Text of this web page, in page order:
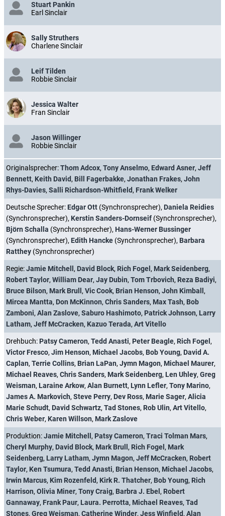
Stuart Pankin
Earl Sinclair
Sally Struthers
Charlene Sinclair
Leif Tilden
Robbie Sinclair
Jessica Walter
Fran Sinclair
Jason Willinger
Robbie Sinclair
Originalsprecher:Thom Adcox, Tony Anselmo, Edward Asner, Jeff
Bennett, Keith David , Bill Fagerbakke, Jonathan Frakes, John
Rhys-Davies, Salli Richardson-Whitfield , Frank Welker
Deutsche Sprecher: Edgar Ott (Synchronsprecher), Daniela Reidies
(Synchronsprecher), Kerstin Sanders-Dornseif (Synchronsprecher),
Björn Schalla (Synchronsprecher), Hans-Werner Bussinger
(Synchronsprecher), Edith Hancke (Synchronsprecher), Barbara
Ratthey (Synchronsprecher)
Regie:Jamie Mitchell , David Block, Rich Fogel , Mark Seidenberg,
Robert Taylor, William Dear, Jay Dubin, Tom Trbovich, Reza Badiyi,
Bruce Bilson, Mark Brull , Vic Cook, Brian Henson, John Kimball ,
Mircea Mantta, Don McKinnon, Chris Sanders, Max Tash, Bob
Zamboni, Alan Zaslove, Saburo Hashimoto, Patrick Johnson, Larry
Latham, Jeff McCracken, Kazuo Terada, Art Vitello
Drehbuch: Patsy Cameron, Tedd Anasti, Peter Beagle, Rich Fogel ,
Victor Fresco, Jim Henson, Michael Jacobs, Bob Young, David A.
Caplan, Terrie Collins, Brian LaPan, Jymn Magon, Michael Maurer,
Michael Reaves, Chris Sanders, Mark Seidenberg, Len Uhley, Greg
Weisman, Laraine Arkow, Alan Burnett, Lynn Lefler, Tony Marino,
James A. Markovich, Steve Perry, Dev Ross, Marie Sager, Alicia
Marie Schudt, David Schwartz, Tad Stones, Rob Ulin, Art Vitello,
Chris Weber, Karen Willson, Mark Zaslove
Produktion:Jamie Mitchell , Patsy Cameron, Traci Tolman Mars,
Cheryl Murphy, David Block, Mark Brull , Rich Fogel , Mark
Seidenberg, Larry Latham, Jymn Magon, Jeff McCracken, Robert
Taylor, Ken Tsumura, Tedd Anasti, Brian Henson, Michael Jacobs,
Irwin Marcus, Kim Rozenfeld , Kirk R. Thatcher, Bob Young, Rich
Harrison, Olivia Miner, Tony Craig, Barbra J. Ebel , Robert
Gannaway, Frank Paur, Laura. Perrotta, Michael Reaves, Tad
Stones, Greg Weisman, Catherine Winder, Jess Winfield , Alan